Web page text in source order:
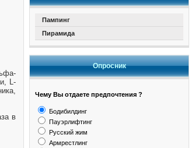
L-
в
Пампинг
Пирамида
Опросник
Чему Вы отдаете предпочтения ?
Бодибилдинг
Пауэрлифтинг
Русский жим
Армрестлинг